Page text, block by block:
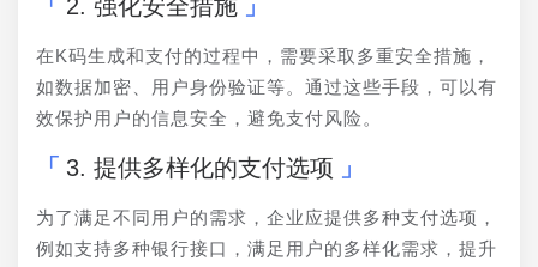
2. 强化安全措施
在K码生成和支付的过程中，需要采取多重安全措施，
如数据加密、用户身份验证等。通过这些手段，可以有
效保护用户的信息安全，避免支付风险。
3. 提供多样化的支付选项
为了满足不同用户的需求，企业应提供多种支付选项，
例如支持多种银行接口，满足用户的多样化需求，提升